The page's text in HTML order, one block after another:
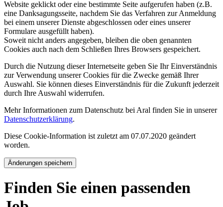
Website geklickt oder eine bestimmte Seite aufgerufen haben (z.B.
eine Danksagungsseite, nachdem Sie das Verfahren zur Anmeldung
bei einem unserer Dienste abgeschlossen oder eines unserer
Formulare ausgefüllt haben).
Soweit nicht anders angegeben, bleiben die oben genannten
Cookies auch nach dem Schließen Ihres Browsers gespeichert.
Durch die Nutzung dieser Internetseite geben Sie Ihr Einverständnis
zur Verwendung unserer Cookies für die Zwecke gemäß Ihrer
Auswahl. Sie können dieses Einverständnis für die Zukunft jederzeit
durch Ihre Auswahl widerrufen.
Mehr Informationen zum Datenschutz bei Aral finden Sie in unserer
Datenschutzerklärung.
Diese Cookie-Information ist zuletzt am 07.07.2020 geändert
worden.
Änderungen speichern
Finden Sie einen passenden